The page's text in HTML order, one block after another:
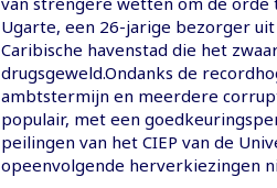
Ugarte, een 26-jarige bezorger
Caribische havenstad die het
drugsgeweld.Ondanks de
ambtstermijn en meerdere
populair, met een
peilingen van het CIEP van de
opeenvolgende herverkiezingen